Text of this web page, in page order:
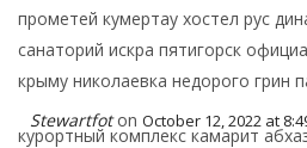
прометей кумертау хостел рус
санаторий искра пятигорск
крыму николаевка недорого грин
Stewartfot on October 12, 2022 at
курортный комплекс камарит